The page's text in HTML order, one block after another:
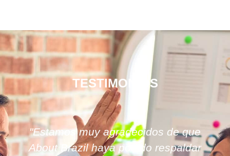
TESTIMONIOS
"Estamos muy agradecidos de que
About Brazil haya podido respaldar